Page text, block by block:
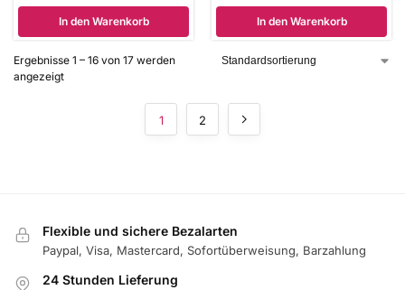
In den Warenkorb In den Warenkorb
Ergebnisse 1 – 16 von 17 werden
angezeigt
1 2
Flexible und sichere Bezalarten
Paypal, Visa, Mastercard, Sofortüberweisung, Barzahlung
24 Stunden Lieferung